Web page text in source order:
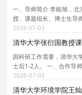
一、导师简介 李能旭，
授、课题组长、博士生导
京大学材料科学与工程学
罗来纳教堂山分校黄劲松
2026-07-03
清华大学张衍国教授
因科研工作需要，清华大
士后1-2人。 一、合作导
长聘教授、博士生导师。
心，致力于可燃固废/生
2026-07-03
清华大学环境学院王